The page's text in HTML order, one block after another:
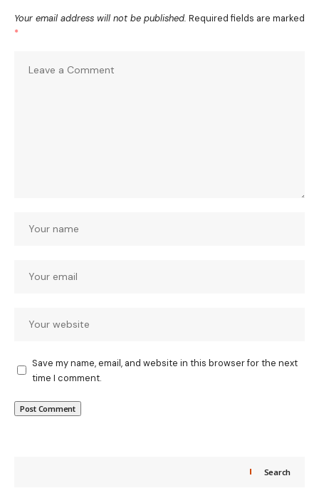
Your email address will not be published. Required fields are marked
*
Save my name, email, and website in this browser for the next
time I comment.
Search